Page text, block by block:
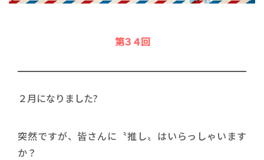
第３４回
２月になりました?
突然ですが、皆さんに〝推し〟はいらっしゃいます
か？